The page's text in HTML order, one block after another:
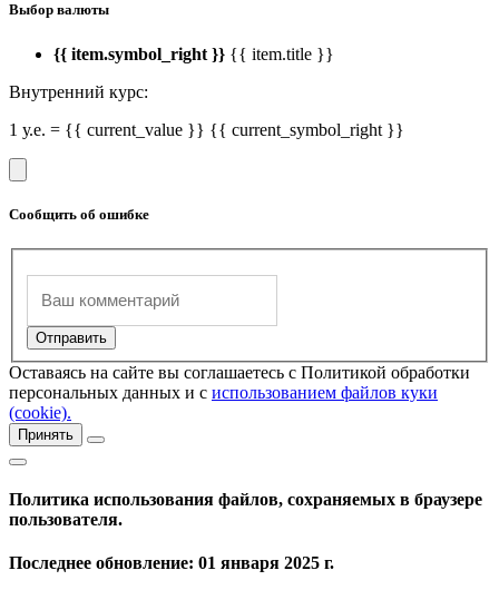
Выбор валюты
{{ item.symbol_right }} {{ item.title }}
Внутренний курс:
1 у.е. = {{ current_value }} {{ current_symbol_right }}
Сообщить об ошибке
Оставаясь на сайте вы соглашаетесь с Политикой обработки
персональных данных и с использованием файлов куки
(cookie).
Принять
Политика использования файлов, сохраняемых в браузере
пользователя.
Последнее обновление: 01 января 2025 г.